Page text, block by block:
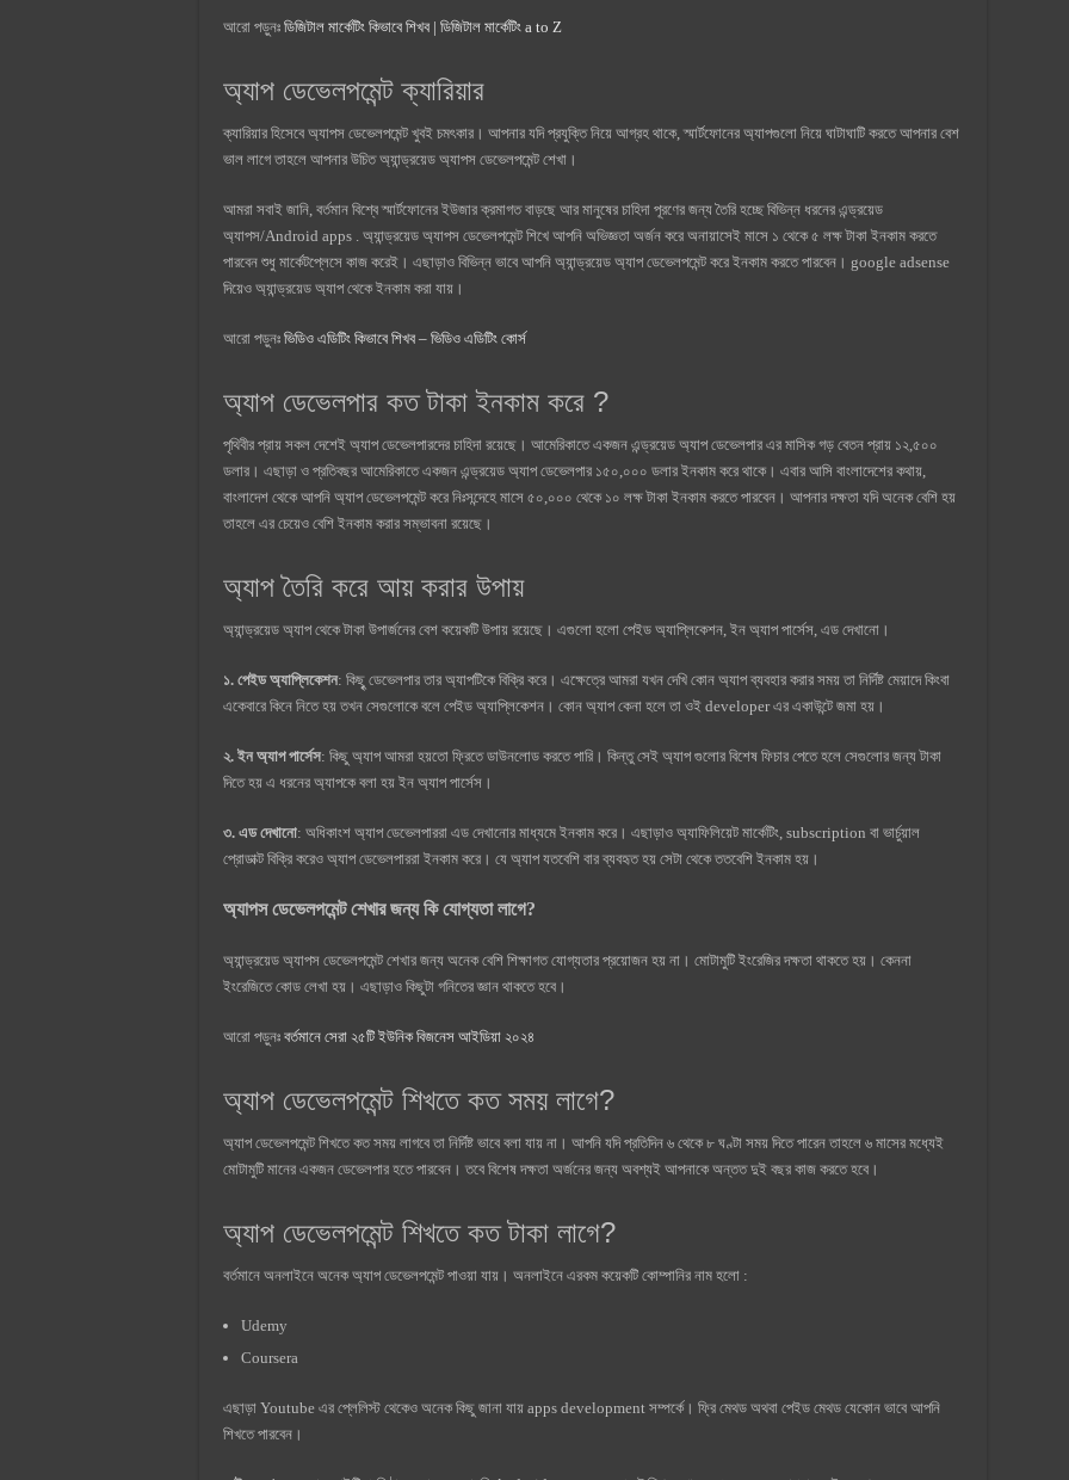
আরো পড়ুনঃ ডিজিটাল মার্কেটিং কিভাবে শিখব | ডিজিটাল মার্কেটিং a to Z
অ্যাপ ডেভেলপমেন্ট ক্যারিয়ার
ক্যারিয়ার হিসেবে অ্যাপস ডেভেলপমেন্ট খুবই চমৎকার। আপনার যদি প্রযুক্তি নিয়ে আগ্রহ থাকে, স্মার্টফোনের অ্যাপগুলো নিয়ে ঘাটাঘাটি করতে আপনার বেশ
ভাল লাগে তাহলে আপনার উচিত অ্যান্ড্রয়েড অ্যাপস ডেভেলপমেন্ট শেখা।
আমরা সবাই জানি, বর্তমান বিশ্বে স্মার্টফোনের ইউজার ক্রমাগত বাড়ছে আর মানুষের চাহিদা পূরণের জন্য তৈরি হচ্ছে বিভিন্ন ধরনের এন্ড্রয়েড
অ্যাপস/Android apps . অ্যান্ড্রয়েড অ্যাপস ডেভেলপমেন্ট শিখে আপনি অভিজ্ঞতা অর্জন করে অনায়াসেই মাসে ১ থেকে ৫ লক্ষ টাকা ইনকাম করতে
পারবেন শুধু মার্কেটপ্লেসে কাজ করেই। এছাড়াও বিভিন্ন ভাবে আপনি অ্যান্ড্রয়েড অ্যাপ ডেভেলপমেন্ট করে ইনকাম করতে পারবেন। google adsense
দিয়েও অ্যান্ড্রয়েড অ্যাপ থেকে ইনকাম করা যায়।
আরো পড়ুনঃ ভিডিও এডিটিং কিভাবে শিখব – ভিডিও এডিটিং কোর্স
অ্যাপ ডেভেলপার কত টাকা ইনকাম করে ?
পৃথিবীর প্রায় সকল দেশেই অ্যাপ ডেভেলপারদের চাহিদা রয়েছে। আমেরিকাতে একজন এন্ড্রয়েড অ্যাপ ডেভেলপার এর মাসিক গড় বেতন প্রায় ১২,৫০০
ডলার। এছাড়া ও প্রতিবছর আমেরিকাতে একজন এন্ড্রয়েড অ্যাপ ডেভেলপার ১৫০,০০০ ডলার ইনকাম করে থাকে। এবার আসি বাংলাদেশের কথায়,
বাংলাদেশ থেকে আপনি অ্যাপ ডেভেলপমেন্ট করে নিঃসন্দেহে মাসে ৫০,০০০ থেকে ১০ লক্ষ টাকা ইনকাম করতে পারবেন। আপনার দক্ষতা যদি অনেক বেশি হয়
তাহলে এর চেয়েও বেশি ইনকাম করার সম্ভাবনা রয়েছে।
অ্যাপ তৈরি করে আয় করার উপায়
অ্যান্ড্রয়েড অ্যাপ থেকে টাকা উপার্জনের বেশ কয়েকটি উপায় রয়েছে। এগুলো হলো পেইড অ্যাপ্লিকেশন, ইন অ্যাপ পার্সেস, এড দেখানো।
১. পেইড অ্যাপ্লিকেশন: কিছুৃ ডেভেলপার তার অ্যাপটিকে বিক্রি করে। এক্ষেত্রে আমরা যখন দেখি কোন অ্যাপ ব্যবহার করার সময় তা নির্দিষ্ট মেয়াদে কিংবা
একেবারে কিনে নিতে হয় তখন সেগুলোকে বলে পেইড অ্যাপ্লিকেশন। কোন অ্যাপ কেনা হলে তা ওই developer এর একাউন্টে জমা হয়।
২. ইন অ্যাপ পার্সেস: কিছু অ্যাপ আমরা হয়তো ফ্রিতে ডাউনলোড করতে পারি। কিন্তু সেই অ্যাপ গুলোর বিশেষ ফিচার পেতে হলে সেগুলোর জন্য টাকা
দিতে হয় এ ধরনের অ্যাপকে বলা হয় ইন অ্যাপ পার্সেস।
৩. এড দেখানো: অধিকাংশ অ্যাপ ডেভেলপাররা এড দেখানোর মাধ্যমে ইনকাম করে। এছাড়াও অ্যাফিলিয়েট মার্কেটিং, subscription বা ভার্চুয়াল
প্রোডাক্ট বিক্রি করেও অ্যাপ ডেভেলপাররা ইনকাম করে। যে অ্যাপ যতবেশি বার ব্যবহৃত হয় সেটা থেকে ততবেশি ইনকাম হয়।
অ্যাপস ডেভেলপমেন্ট শেখার জন্য কি যোগ্যতা লাগে?
অ্যান্ড্রয়েড অ্যাপস ডেভেলপমেন্ট শেখার জন্য অনেক বেশি শিক্ষাগত যোগ্যতার প্রয়োজন হয় না। মোটামুটি ইংরেজির দক্ষতা থাকতে হয়। কেননা
ইংরেজিতে কোড লেখা হয়। এছাড়াও কিছুটা গনিতের জ্ঞান থাকতে হবে।
আরো পড়ুনঃ বর্তমানে সেরা ২৫টি ইউনিক বিজনেস আইডিয়া ২০২৪
অ্যাপ ডেভেলপমেন্ট শিখতে কত সময় লাগে?
অ্যাপ ডেভেলপমেন্ট শিখতে কত সময় লাগবে তা নির্দিষ্ট ভাবে বলা যায় না। আপনি যদি প্রতিদিন ৬ থেকে ৮ ঘণ্টা সময় দিতে পারেন তাহলে ৬ মাসের মধ্যেই
মোটামুটি মানের একজন ডেভেলপার হতে পারবেন। তবে বিশেষ দক্ষতা অর্জনের জন্য অবশ্যই আপনাকে অন্তত দুই বছর কাজ করতে হবে।
অ্যাপ ডেভেলপমেন্ট শিখতে কত টাকা লাগে?
বর্তমানে অনলাইনে অনেক অ্যাপ ডেভেলপমেন্ট পাওয়া যায়। অনলাইনে এরকম কয়েকটি কোম্পানির নাম হলো :
Udemy
Coursera
এছাড়া Youtube এর প্লেলিস্ট থেকেও অনেক কিছু জানা যায় apps development সম্পর্কে। ফ্রি মেথড অথবা পেইড মেথড যেকোন ভাবে আপনি
শিখতে পারবেন।